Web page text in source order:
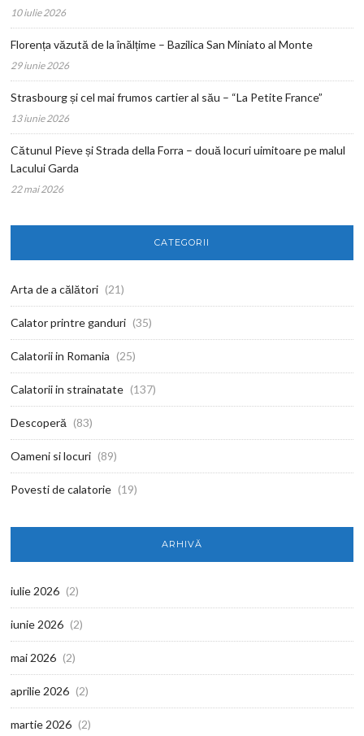
10 iulie 2026
Florența văzută de la înălțime – Bazilica San Miniato al Monte
29 iunie 2026
Strasbourg și cel mai frumos cartier al său – “La Petite France”
13 iunie 2026
Cătunul Pieve și Strada della Forra – două locuri uimitoare pe malul
Lacului Garda
22 mai 2026
CATEGORII
Arta de a călători (21)
Calator printre ganduri (35)
Calatorii in Romania (25)
Calatorii in strainatate (137)
Descoperă (83)
Oameni si locuri (89)
Povesti de calatorie (19)
ARHIVĂ
iulie 2026 (2)
iunie 2026 (2)
mai 2026 (2)
aprilie 2026 (2)
martie 2026 (2)